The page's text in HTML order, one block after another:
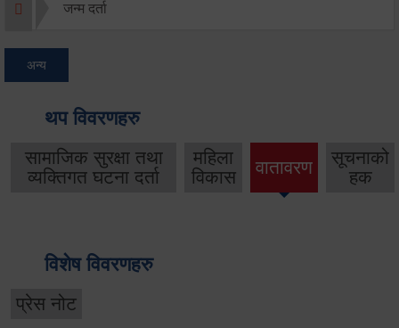
जन्म दर्ता
अन्य
थप विवरणहरु
सामाजिक सुरक्षा तथा
व्यक्तिगत घटना दर्ता
महिला
विकास
वातावरण
सूचनाको
हक
विशेष विवरणहरु
प्रेस नोट